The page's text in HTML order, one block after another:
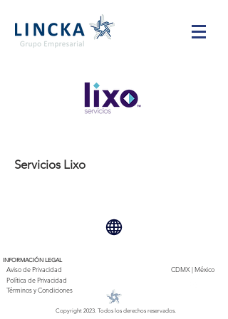
Servicios Lixo
INFORMACIÓN LEGAL
Aviso de Privacidad
Política de Privacidad
Términos y Condiciones
CDMX | México
Copyright 2023. Todos los derechos reservados.